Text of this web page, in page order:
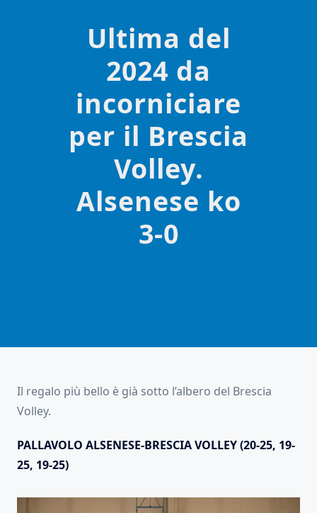
Ultima del
2024 da
incorniciare
per il Brescia
Volley.
Alsenese ko
3-0
Il regalo più bello è già sotto l’albero del Brescia
Volley.
PALLAVOLO ALSENESE-BRESCIA VOLLEY (20-25, 19-
25, 19-25)